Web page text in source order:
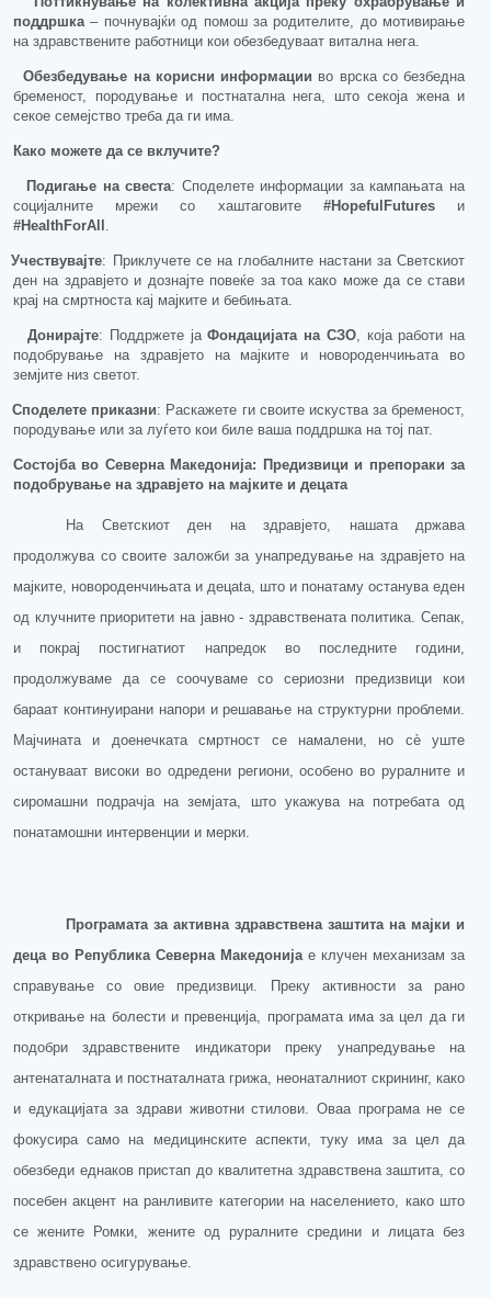
поддршка – почнувајќи од помош за родителите
до мотивирање
на здравствените работници кои обезбедуваат витална нега.
Обезбедување на корисни информации во врска собезбедна
бременост, породување и постнатална нега
што секоја жена и
секое семејство треба да ги има.
Како можете да се вклучите?
Подигање насвеста: Споделете информации за кампањата на
социјалните мрежи со хаштаговите #HopefulFuturesи
#HealthForAll
Учествувајте: Приклучете се на глобалните настани за Светскиот
ден на здравјето и дознајте повеќе за тоа како може да се стави
крај на смртноста кај мајките и бебињата.
Донирајте: Поддржете јаФондацијата на СЗО, која работи на
подобрување на здравјето на мајките и новороденчињата во
земјите низ светот.
Споделете приказни: Раскажете ги своите искуства за бременост,
породување или за луѓето кои биле ваша поддршка на тој пат.
Состојба во Северна Македонија: Предизвици и препораки за
подобрување на здравјето на мајките и децата
На Светскиот ден на здравјето, нашата држава
продолжува со своите заложби за унапредување на здравјето на
мајките, новороденчињата и децаta, што и понатаму останува еден
од клучнитеприоритети на јавно - здравственатаполитика. Сепак,
и покрај постигнатиот напредок во последните години,
продолжуваме да се соочуваме со сериозни предизвици кои
бараат континуирани напори и решавање на структурни проблеми.
Мајчината и доенечката смртност се намалени, но сè уште
остануваат високи во одредени региони, особено во руралните и
сиромашни подрачја на земјата, што укажува на потребата од
понатамошни интервенции и мерки.
Програмата за активна здравствена заштита на мајки и
деца во Република Северна Македонија е клучен механизам за
справување со овие предизвици. Преку активности за рано
откривање на болести и превенција, програмата има за цел да ги
подобри здравствените индикатори преку унапредување на
антенаталната и постнаталната грижа, неонаталниот скрининг, како
и едукацијата за здрави животни стилови. Оваа програма не се
фокусира само на медицинските аспекти, туку има за цел да
обезбеди еднаков пристап до квалитетна здравствена заштита, со
посебен акцент на ранливите категории на населението, како што
се жените Ромки, жените од руралните средини и лицата без
здравствено осигурување.